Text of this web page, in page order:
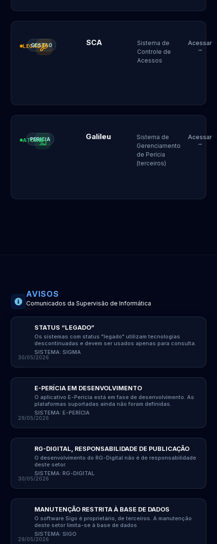
LEGADO
GESTAO SCA
Sistema de
Controle de
Acessos
Acessar
→
ATUAL
PERICIA Galileu
Sistema de
Gerenciamento
de Perícia
(terceiros)
Acessar
→
AVISOS
Comunicados da Supervisão de Informática
STATUS “LEGADO”
Os sistemas com status "legado" utilizam tecnologias
descontinuadas e devem ser usados apenas para consulta.
SISTEMA: SIGMA
30/05/2026
E-PERÍCIA EM DESENVOLVIMENTO
O aplicativo E-Perícia está em fase de desenvolvimento. As
plataformas suportadas ainda não foram definidas.
SISTEMA: E-PERÍCIA
29/05/2026
RG-DIGITAL, RESPONSABILIDADE DE PUBLICAÇÃO
O desenvolvimento do RG-Digital não é de responsabilidade
deste setor.
SISTEMA: RG-DIGITAL
30/05/2026
MANUTENÇÃO RESTRITA À BASE DE DADOS
O software Sigo é proprietário, de terceiros. A manutenção
deste setor limita-se à base de dados
SISTEMA: SIGO
29/05/2026